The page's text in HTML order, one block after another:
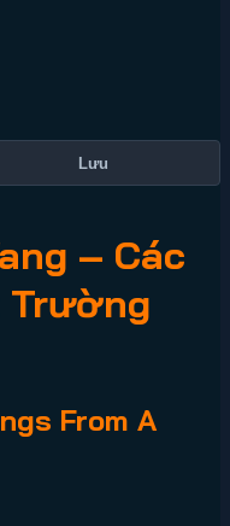
Lưu
– Các
Trường
From A